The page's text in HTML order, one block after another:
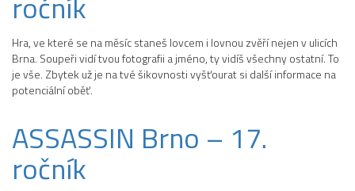
Hra, ve které se na měsíc staneš lovcem i lovnou zvěří nejen v ulicích
Brna. Soupeři vidí tvou fotografii a jméno, ty vidíš všechny ostatní. To
je vše. Zbytek už je na tvé šikovnosti vyšťourat si další informace na
potenciální oběť.
ASSASSIN Brno – 17.
ročník